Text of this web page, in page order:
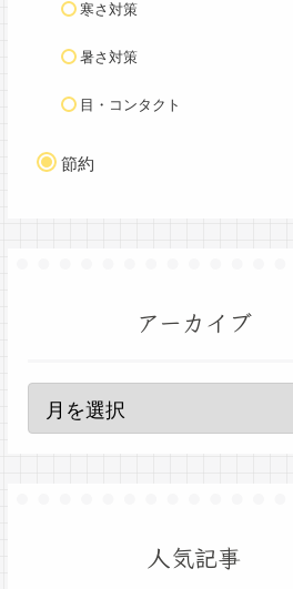
寒さ対策
暑さ対策
目・コンタクト
節約
アーカイブ
人気記事